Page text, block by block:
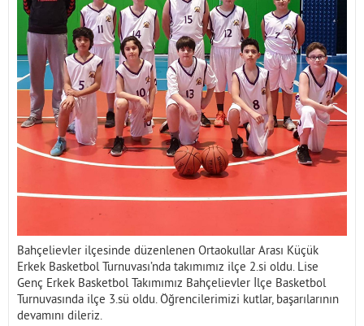
Bahçelievler ilçesinde düzenlenen Ortaokullar Arası Küçük
Erkek Basketbol Turnuvası’nda takımımız ilçe 2.si oldu. Lise
Genç Erkek Basketbol Takımımız Bahçelievler İlçe Basketbol
Turnuvasında ilçe 3.sü oldu. Öğrencilerimizi kutlar, başarılarının
devamını dileriz.